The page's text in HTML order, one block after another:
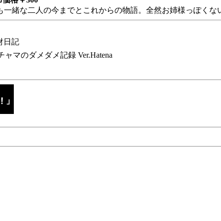
緒な二人の今までとこれからの物語。全然お姉様っぽくな
日記
ャマのダメダメ記録 Ver.Hatena